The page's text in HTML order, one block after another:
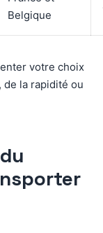
Belgique
votre choix
de la rapidité ou